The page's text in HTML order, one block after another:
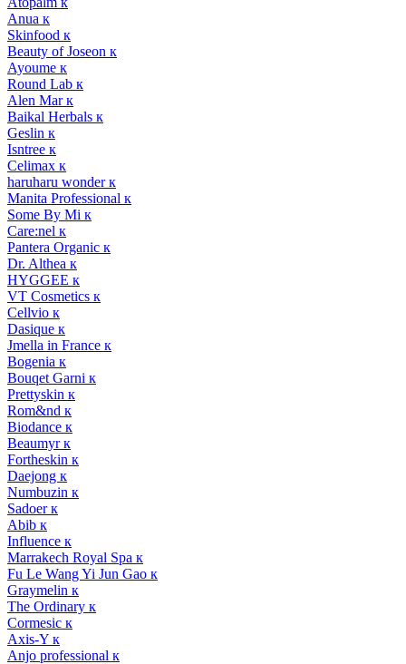
Anua к
Skinfood к
Beauty of Joseon к
Ayoume к
Round Lab к
Alen Mar к
Baikal Herbals к
Geslin к
Isntree к
Celimax к
haruharu wonder к
Manita Professional к
Some By Mi к
Care:nel к
Pantera Organic к
Dr. Althea к
HYGGEE к
VT Cosmetics к
Cellvio к
Dasique к
Jmella in France к
Bogenia к
Bouqet Garni к
Prettyskin к
Rom&nd к
Biodance к
Beaumyr к
Fortheskin к
Daejong к
Numbuzin к
Sadoer к
Abib к
Influence к
Marrakech Royal Spa к
Fu Le Wang Yi Jun Gao к
Graymelin к
The Ordinary к
Cormesic к
Axis-Y к
Anjo professional к